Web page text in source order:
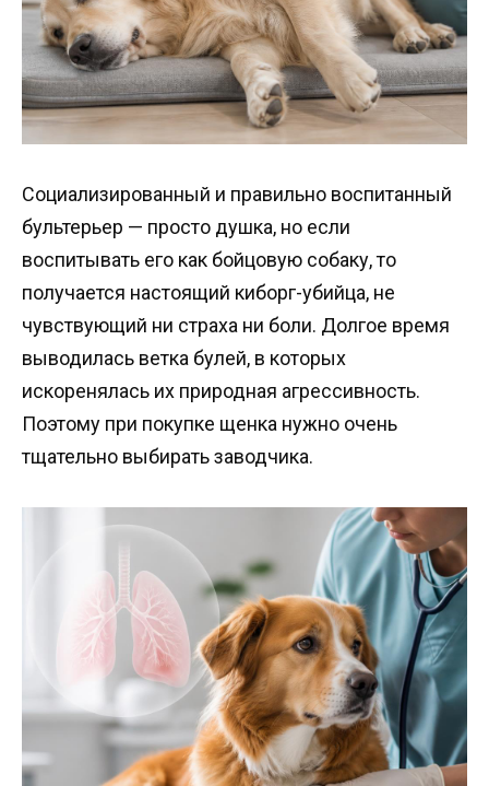
Социализированный и правильно воспитанный
бультерьер — просто душка, но если
воспитывать его как бойцовую собаку, то
получается настоящий киборг-убийца, не
чувствующий ни страха ни боли. Долгое время
выводилась ветка булей, в которых
искоренялась их природная агрессивность.
Поэтому при покупке щенка нужно очень
тщательно выбирать заводчика.